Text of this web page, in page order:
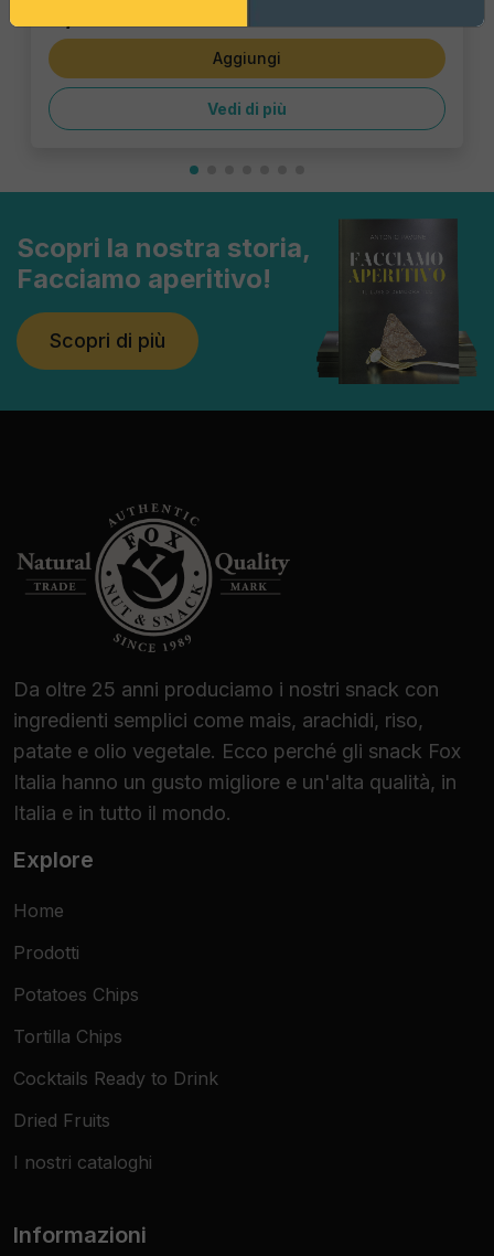
Aggiungi
Vedi di più
Scopri la nostra storia,
Facciamo aperitivo!
Scopri di più
Da oltre 25 anni produciamo i nostri snack con
ingredienti semplici come mais, arachidi, riso,
patate e olio vegetale. Ecco perché gli snack Fox
Italia hanno un gusto migliore e un'alta qualità, in
Italia e in tutto il mondo.
Explore
Home
Prodotti
Potatoes Chips
Tortilla Chips
Cocktails Ready to Drink
Dried Fruits
I nostri cataloghi
Informazioni